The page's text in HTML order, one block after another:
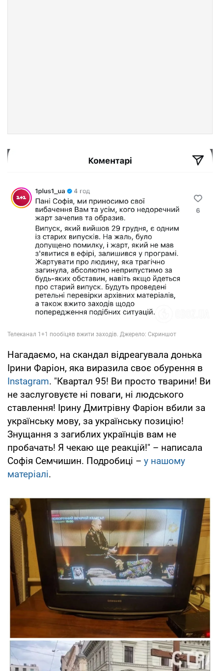
Нагадаємо, на скандал відреагувала донька
Ірини Фаріон, яка виразила своє обурення в
Instagram. "Квартал 95! Ви просто тварини! Ви
не заслуговуєте ні поваги, ні людського
ставлення! Ірину Дмитрівну Фаріон вбили за
українську мову, за українську позицію!
Знущання з загиблих українців вам не
пробачать! Я чекаю ще реакцій!" – написала
Софія Семчишин. Подробиці – у нашому
матеріалі.